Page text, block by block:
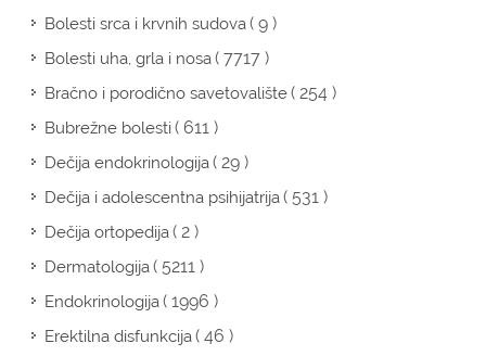
Bolesti srca i krvnih sudova( 9 )
Bolesti uha, grla i nosa( 7717 )
Bračno i porodično savetovalište( 254 )
Bubrežne bolesti( 611 )
Dečija endokrinologija( 29 )
Dečija i adolescentna psihijatrija( 531 )
Dečija ortopedija( 2 )
Dermatologija( 5211 )
Endokrinologija( 1996 )
Erektilna disfunkcija( 46 )